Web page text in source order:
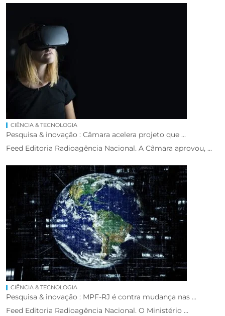
CIÊNCIA & TECNOLOGIA
Pesquisa & inovação : Câmara acelera projeto que ...
Feed Editoria Radioagência Nacional. A Câmara aprovou, ...
CIÊNCIA & TECNOLOGIA
Pesquisa & inovação : MPF-RJ é contra mudança nas ...
Feed Editoria Radioagência Nacional. O Ministério ...